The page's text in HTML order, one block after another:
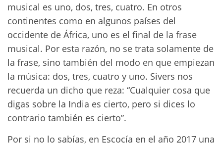
musical es uno, dos, tres, cuatro. En otros
continentes como en algunos países del
occidente de África, uno es el final de la frase
musical. Por esta razón, no se trata solamente de
la frase, sino también del modo en que empiezan
la música: dos, tres, cuatro y uno. Sivers nos
recuerda un dicho que reza: “Cualquier cosa que
digas sobre la India es cierto, pero si dices lo
contrario también es cierto”.
Por si no lo sabías, en Escocía en el año 2017 una